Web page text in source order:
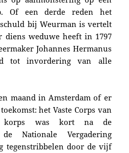
Of een derde reden het
bij Weurman is vertelt
diens weduwe heeft in 1797
Johannes Hermanus
tot invordering van alle
maand in Amsterdam of er
het Vaste Corps van
korps was kort na de
Nationale Vergadering
tegenstribbelen door de vijf